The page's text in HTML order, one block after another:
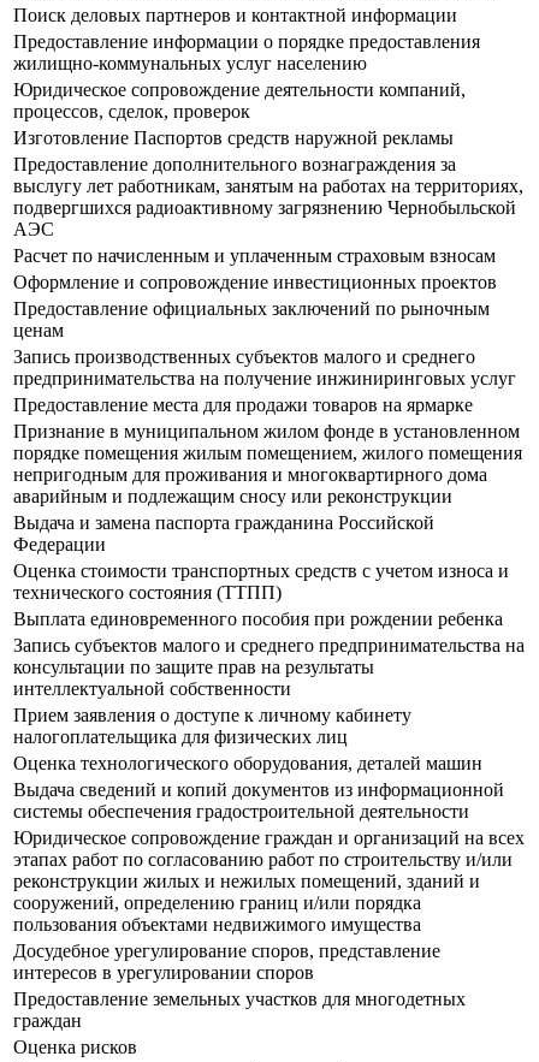
Поиск деловых партнеров и контактной информации
Предоставление информации о порядке предоставления
жилищно-коммунальных услуг населению
Юридическое сопровождение деятельности компаний,
процессов, сделок, проверок
Изготовление Паспортов средств наружной рекламы
Предоставление дополнительного вознаграждения за
выслугу лет работникам, занятым на работах на территориях,
подвергшихся радиоактивному загрязнению Чернобыльской
АЭС
Расчет по начисленным и уплаченным страховым взносам
Оформление и сопровождение инвестиционных проектов
Предоставление официальных заключений по рыночным
ценам
Запись производственных субъектов малого и среднего
предпринимательства на получение инжиниринговых услуг
Предоставление места для продажи товаров на ярмарке
Признание в муниципальном жилом фонде в установленном
порядке помещения жилым помещением, жилого помещения
непригодным для проживания и многоквартирного дома
аварийным и подлежащим сносу или реконструкции
Выдача и замена паспорта гражданина Российской
Федерации
Оценка стоимости транспортных средств с учетом износа и
технического состояния (ТТПП)
Выплата единовременного пособия при рождении ребенка
Запись субъектов малого и среднего предпринимательства на
консультации по защите прав на результаты
интеллектуальной собственности
Прием заявления о доступе к личному кабинету
налогоплательщика для физических лиц
Оценка технологического оборудования, деталей машин
Выдача сведений и копий документов из информационной
системы обеспечения градостроительной деятельности
Юридическое сопровождение граждан и организаций на всех
этапах работ по согласованию работ по строительству и/или
реконструкции жилых и нежилых помещений, зданий и
сооружений, определению границ и/или порядка
пользования объектами недвижимого имущества
Досудебное урегулирование споров, представление
интересов в урегулировании споров
Предоставление земельных участков для многодетных
граждан
Оценка рисков